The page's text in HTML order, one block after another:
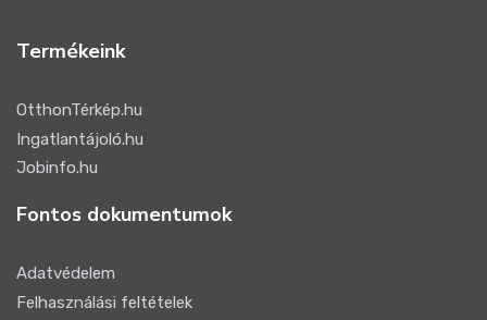
Termékeink
OtthonTérkép.hu
Ingatlantájoló.hu
Jobinfo.hu
Fontos dokumentumok
Adatvédelem
Felhasználási feltételek